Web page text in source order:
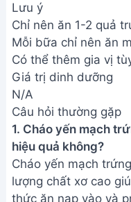
Lưu ý
Chỉ nên ăn 1-2 quả
Mỗi bữa chỉ nên ăn
Có thể thêm gia vị
Giá trị dinh dưỡng
N/A
Câu hỏi thường gặp
1. Cháo yến mạch
hiệu quả không?
Cháo yến mạch
lượng chất xơ cao
thức ăn nạp vào và